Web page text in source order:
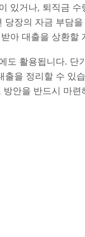
있거나, 퇴직금
당장의 자금 부담
아 대출을 상환할
도 활용됩니다.
출을 정리할 수 있
안을 반드시 마련